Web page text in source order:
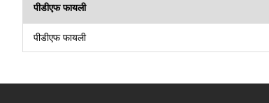
पीडीएफ फायली
पीडीएफ फायली